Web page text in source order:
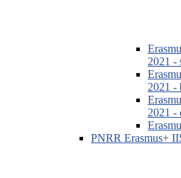
2021 -
2021 -
2021 -
PNRR Erasmus+